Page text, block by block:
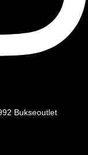
Bukseoutlet